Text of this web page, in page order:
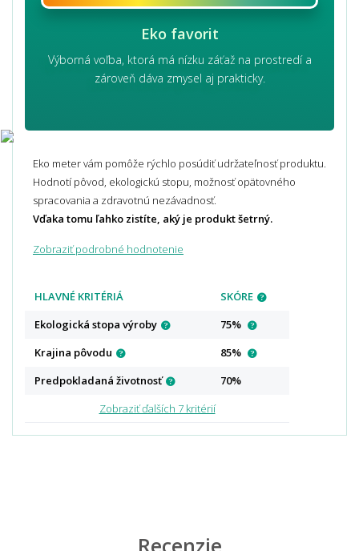
Eko favorit
Výborná voľba, ktorá má nízku záťaž na prostredí a
zároveň dáva zmysel aj prakticky.
Eko meter vám pomôže rýchlo posúdiť udržateľnosť produktu.
Hodnotí pôvod, ekologickú stopu, možnosť opätovného
spracovania a zdravotnú nezávadnosť.
Vďaka tomu ľahko zistíte, aký je produkt šetrný.
Zobraziť podrobné hodnotenie
HLAVNÉ KRITÉRIÁ
SKÓRE
Ekologická stopa výroby
75%
Krajina pôvodu
85%
Predpokladaná životnosť
70%
Zobraziť ďalších 7 kritérií
Recenzie